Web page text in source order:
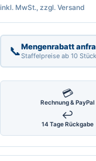
inkl. MwSt., zzgl. Versand
📞Mengenrabatt
Staffelpreise ab 10
💳
Rechnung & PayPal
↩
14 Tage Rückgabe